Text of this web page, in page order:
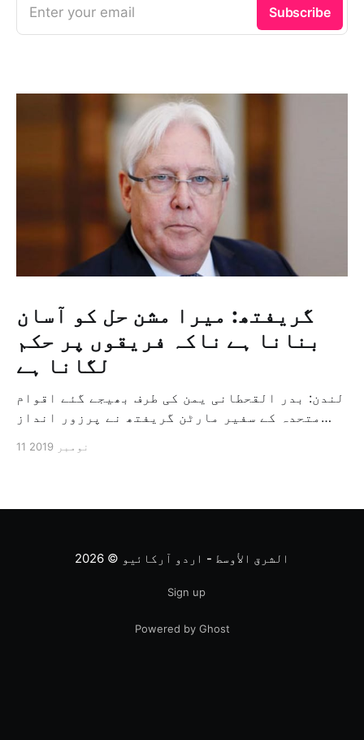
Enter your email Subscribe
گریفتھ: میرا مشن حل کو آسان
بنانا ہے ناکہ فریقوں پر حکم
لگانا ہے
لندن: بدر القحطانی یمن کی طرف بھیجے گئے اقوام
متحدہ کے سفیر مارٹن گریفتھ نے پرزور انداز
ثالثی اور اس کشمکش کی حدبندی کرنے کے لئے ایک
11 نومبر 2019
الشرق الأوسط - اردو آرکائیو © 2026
Sign up
Powered by Ghost